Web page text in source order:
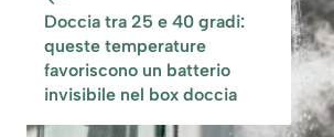
Doccia tra 25 e 40 gradi:
queste temperature
favoriscono un batterio
invisibile nel box doccia